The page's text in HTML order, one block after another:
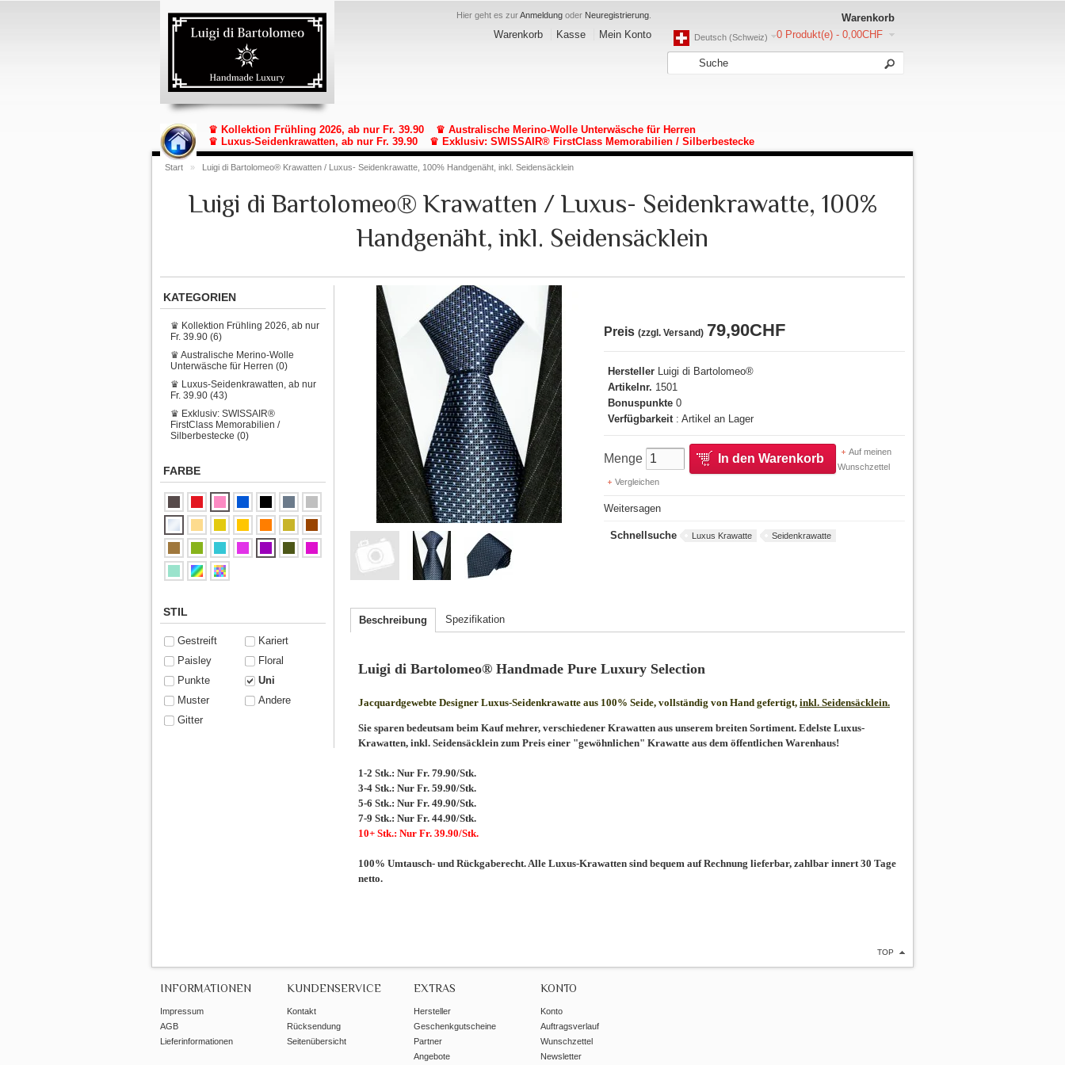
Hier geht es zurAnmeldung oder Neuregistrierung
Warenkorb Kasse Mein Konto
Warenkorb
0 Produkt(e) - 0,00CHF
Deutsch (Schweiz)
♛ Kollektion Frühling 2026, ab nur Fr. 39.90
♛ Australische Merino-Wolle Unterwäsche für Herren
♛ Luxus-Seidenkrawatten, ab nur Fr. 39.90
♛ Exklusiv: SWISSAIR® FirstClass Memorabilien / Silberbestecke
Start » Luigi di Bartolomeo® Krawatten / Luxus- Seidenkrawatte, 100% Handgenäht, inkl. Seidensäcklein
Luigi di Bartolomeo® Krawatten / Luxus- Seidenkrawatte, 100%
Handgenäht, inkl. Seidensäcklein
Preis (zzgl. Versand) 79,90CHF
Hersteller Luigi di Bartolomeo®
Artikelnr. 1501
Bonuspunkte 0
Verfügbarkeit : Artikel an Lager
Menge In den Warenkorb
Auf meinen
Wunschzettel
Vergleichen
Weitersagen
Schnellsuche Luxus Krawatte Seidenkrawatte
Beschreibung Spezifikation
Luigi di Bartolomeo® Handmade Pure Luxury Selection
Jacquardgewebte Designer Luxus-Seidenkrawatte aus 100% Seide, vollständig von Hand gefertigt, inkl. Seidensäcklein.
Sie sparen bedeutsam beim Kauf mehrer, verschiedener Krawatten aus unserem breiten Sortiment. Edelste Luxus-
Krawatten, inkl. Seidensäcklein zum Preis einer "gewöhnlichen" Krawatte aus dem öffentlichen Warenhaus!
1-2 Stk.: Nur Fr. 79.90/Stk.
3-4 Stk.: Nur Fr. 59.90/Stk.
5-6 Stk.: Nur Fr. 49.90/Stk.
7-9 Stk.: Nur Fr. 44.90/Stk.
10+ Stk.: Nur Fr. 39.90/Stk.
100% Umtausch- und Rückgaberecht. Alle Luxus-Krawatten sind bequem auf Rechnung lieferbar, zahlbar innert 30 Tage
netto.
KATEGORIEN
♛ Kollektion Frühling 2026, ab nur
Fr. 39.90 (6)
♛ Australische Merino-Wolle
Unterwäsche für Herren (0)
♛ Luxus-Seidenkrawatten, ab nur
Fr. 39.90 (43)
♛ Exklusiv: SWISSAIR®
FirstClass Memorabilien /
Silberbestecke (0)
FARBE
STIL
Gestreift
Kariert
Paisley
Floral
Punkte
Uni
Muster
Andere
Gitter
TOP
INFORMATIONEN
Impressum
AGB
Lieferinformationen
KUNDENSERVICE
Kontakt
Rücksendung
Seitenübersicht
EXTRAS
Hersteller
Geschenkgutscheine
Partner
Angebote
KONTO
Konto
Auftragsverlauf
Wunschzettel
Newsletter